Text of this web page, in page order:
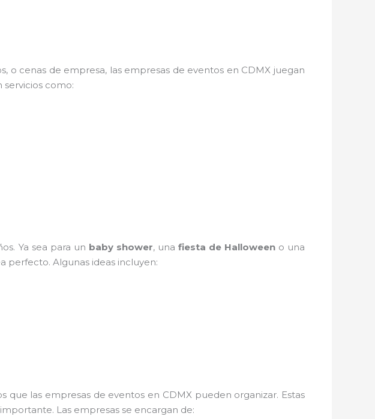
o cenas de empresa, las empresas de eventos en CDMX juegan
como:
Ya sea para un baby shower, una fiesta de Halloweeno una
perfecto. Algunas ideas incluyen:
que las empresas de eventos en CDMX pueden organizar. Estas
Las empresas se encargan de: